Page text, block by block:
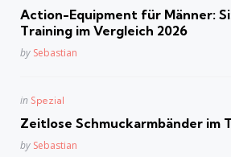
Action-Equipment für Männer:
Training im Vergleich 2026
Posted
by Sebastian
Posted
in Spezial
Zeitlose Schmuckarmbänder im
Posted
by Sebastian